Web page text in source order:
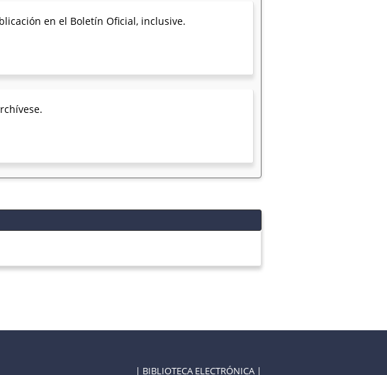
en el Boletín Oficial, inclusive.
| BIBLIOTECA ELECTRÓNICA |